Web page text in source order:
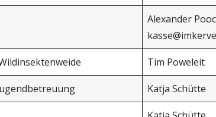
Alexander
Tim Poweleit
Katja Schütte